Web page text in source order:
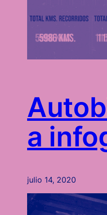
a
julio 14, 2020